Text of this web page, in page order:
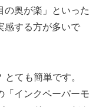
の奥が楽」といった
感する方が多いで
とても簡単です。
「インクペーパーモ